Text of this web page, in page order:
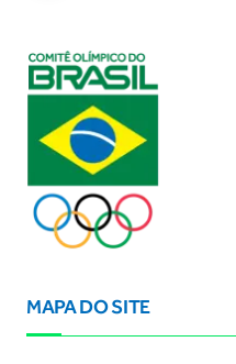
MAPA DO SITE